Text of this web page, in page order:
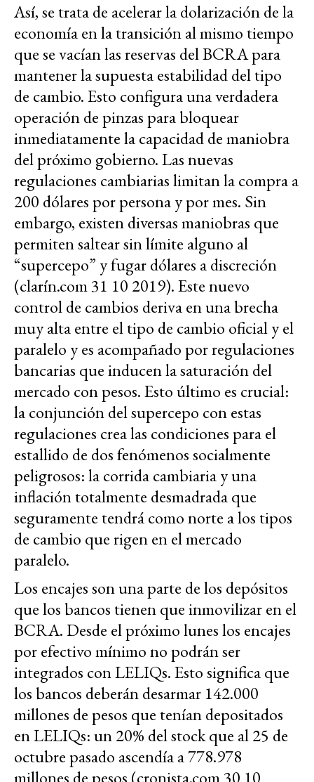
Así, se trata de acelerar la dolarización de la
economía en la transición al mismo tiempo
que se vacían las reservas del BCRA para
mantener la supuesta estabilidad del tipo
de cambio. Esto configura una verdadera
operación de pinzas para bloquear
inmediatamente la capacidad de maniobra
del próximo gobierno. Las nuevas
regulaciones cambiarias limitan la compra a
200 dólares por persona y por mes. Sin
embargo, existen diversas maniobras que
permiten saltear sin límite alguno al
“supercepo” y fugar dólares a discreción
(clarín.com 31 10 2019). Este nuevo
control de cambios deriva en una brecha
muy alta entre el tipo de cambio oficial y el
paralelo y es acompañado por regulaciones
bancarias que inducen la saturación del
mercado con pesos. Esto último es crucial:
la conjunción del supercepo con estas
regulaciones crea las condiciones para el
estallido de dos fenómenos socialmente
peligrosos: la corrida cambiaria y una
inflación totalmente desmadrada que
seguramente tendrá como norte a los tipos
de cambio que rigen en el mercado
paralelo.
Los encajes son una parte de los depósitos
que los bancos tienen que inmovilizar en el
BCRA. Desde el próximo lunes los encajes
por efectivo mínimo no podrán ser
integrados con LELIQs. Esto significa que
los bancos deberán desarmar 142.000
millones de pesos que tenían depositados
en LELIQs: un 20% del stock que al 25 de
octubre pasado ascendía a 778.978
millones de pesos (cronista.com 30 10